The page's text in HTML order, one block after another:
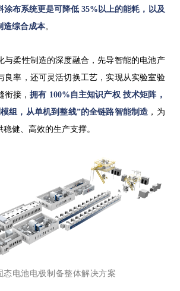
涂布系统更是可降低 35%以上的能耗，以及
造综合成本。
与柔性制造的深度融合，先导智能的电池产
良率，还可灵活切换工艺，实现从实验室验
衔接，拥有 100%自主知识产权 技术矩阵，
组，从单机到整线”的全链路智能制造 ，为
健、高效的生产支撑。
态电池电极制备整体解决方案